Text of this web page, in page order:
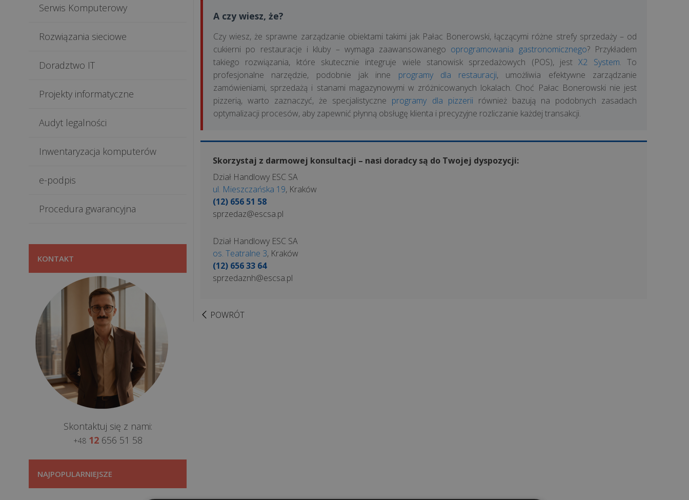
Serwis Komputerowy
Rozwiązania sieciowe
Doradztwo IT
Projekty informatyczne
Audyt legalności
Inwentaryzacja komputerów
e-podpis
Procedura gwarancyjna
KONTAKT
Skontaktuj się z nami:
+48 12656 51 58
NAJPOPULARNIEJSZE
A czy wiesz, że?
Czy wiesz, że sprawne zarządzanie obiektami takimi jak Pałac Bonerowski, łączącymi różne strefy sprzedaży – od
cukierni po restauracje i kluby – wymaga zaawansowanego oprogramowania gastronomicznego? Przykładem
takiego rozwiązania, które skutecznie integruje wiele stanowisk sprzedażowych (POS), jestX2 System. To
profesjonalne narzędzie, podobnie jak inne programy dla restauracji, umożliwia efektywne zarządzanie
zamówieniami, sprzedażą i stanami magazynowymi w zróżnicowanych lokalach. Choć Pałac Bonerowski nie jest
pizzerią, warto zaznaczyć, że specjalistyczne programy dla pizzeriirównież bazują na podobnych zasadach
optymalizacji procesów, aby zapewnić płynną obsługę klienta i precyzyjne rozliczanie każdej transakcji.
Skorzystaj z darmowej konsultacji – nasi doradcy są do Twojej dyspozycji:
Dział Handlowy ESC SA
ul. Mieszczańska 19, Kraków
(12) 656 51 58
sprzedaz@escsa.pl
Dział Handlowy ESC SA
os. Teatralne 3, Kraków
(12) 656 33 64
sprzedaznh@escsa.pl
POWRÓT